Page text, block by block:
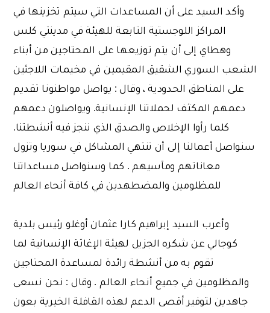
وأكد السيد على أن المساعدات التي سيتم تخزينها في
المراكز اللوجستية التابعة للهيئة في مدينتي كلس
وهطاي إلى أن يتم توزيعها على المحتاجين من أبناء
الشعب السوري الشقيق المقيمين في مخيمات اللاجئين
على المناطق الحدودية ، وقال : يواصل مواطنونا تقديم
دعمهم المكثف لحملاتنا الإنسانية. ويواصلون دعمهم
كلما رأوا الإخلاص والصدق الذي ننجز فيه أنشطتنا.
سنواصل أعمالنا إلى أن تنتهي المشاكل في سوريا وتزول
معاناتهم ومآسيهم . كما وسنواصل مساعداتنا
للمظلومين والمضطهدين في كافة أنحاء العالم
وأعرب السيد إبراهيم كارا عثمان أوغلو رئيس بلدية
كوجالي عن شكره الجزيل لهيئة الإغاثة الإنسانية لما
تقوم به من أنشطة رائدة لمساعدة المحتاجين
والمظلومين في جميع أنحاء العالم . وقال : نحن نسعى
جاهدين لتوفير أقصى الدعم لهذه القافلة الخيرية بعون